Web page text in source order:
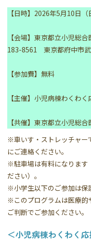
【日時】2026年5月10日
【会場】東京都立小児総
183-8561 東京都府中市武
【参加費】無料
【主催】小児病棟わくわく
【共催】東京都立小児総
※車いす・ストレッチャー
にご連絡ください。
※駐車場は有料になります
ださい）。
※小学生以下のご参加は保
※このプログラムは医療的
ご判断でご参加ください。
＜小児病棟わくわく